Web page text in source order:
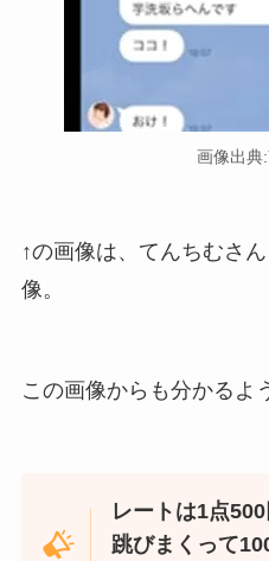
画像出典
↑の画像は、てんちむさ
像。
この画像からも分かるよ
レートは1点
跳びまくって